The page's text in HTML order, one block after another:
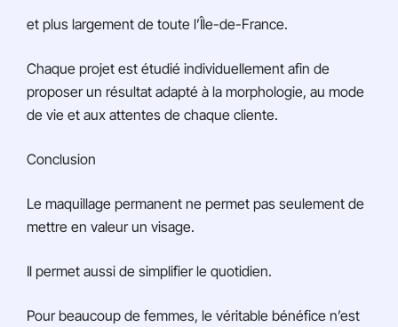
et plus largement de toute l’Île-de-France.
Chaque projet est étudié individuellement afin de
proposer un résultat adapté à la morphologie, au mode
de vie et aux attentes de chaque cliente.
Conclusion
Le maquillage permanent ne permet pas seulement de
mettre en valeur un visage.
Il permet aussi de simplifier le quotidien.
Pour beaucoup de femmes, le véritable bénéfice n’est